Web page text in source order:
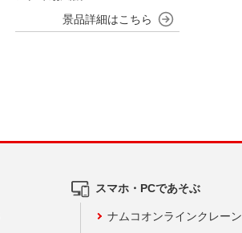
スマホ・PCであそぶ
ナムコオンラインクレーン